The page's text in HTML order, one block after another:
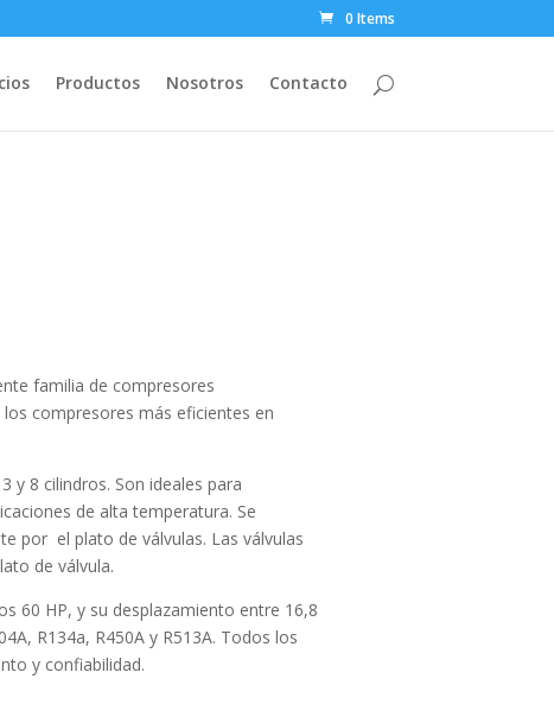
0 Items
Productos Nosotros Contacto
familia de compresores
compresores más eficientes en
y 8 cilindros. Son ideales para
de alta temperatura. Se
por el plato de válvulas. Las válvulas
de válvula.
60 HP, y su desplazamiento entre 16,8
R134a, R450A y R513A. Todos los
y confiabilidad.